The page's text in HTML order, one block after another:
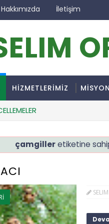
Hakkımızda İletişim
HİZMETLERİMİZ
çamgilleretiketine